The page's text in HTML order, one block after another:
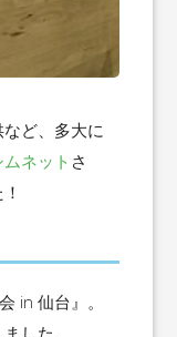
ど、多大に
ネット さ
in 仙台』。